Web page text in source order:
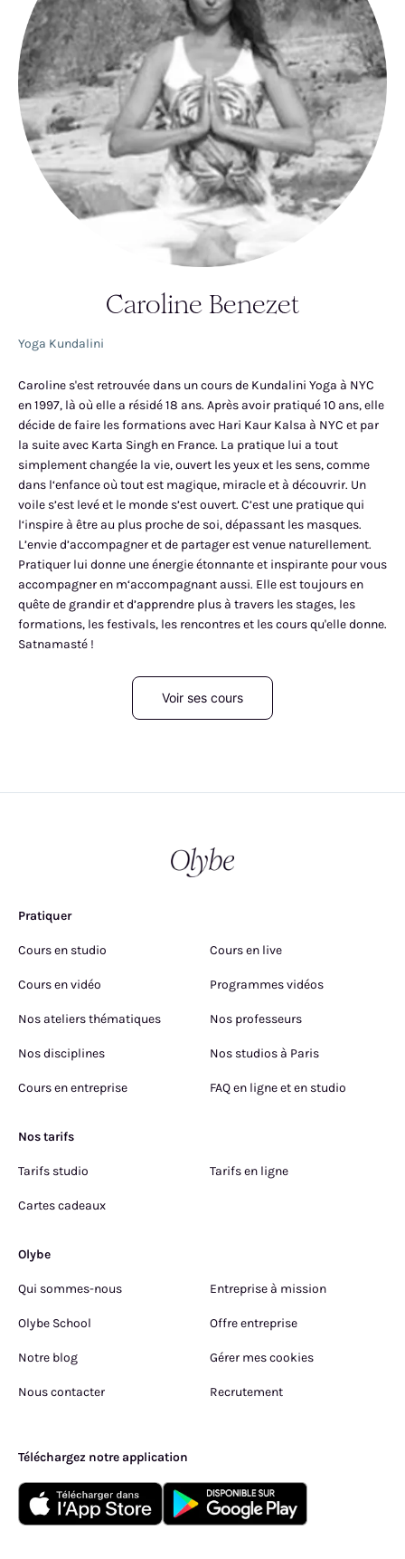
Caroline Benezet
Yoga Kundalini
Caroline s'est retrouvée dans un cours de Kundalini Yoga à NYC
en 1997, là où elle a résidé 18 ans. Après avoir pratiqué 10 ans, elle
décide de faire les formations avec Hari Kaur Kalsa à NYC et par
la suite avec Karta Singh en France. La pratique lui a tout
simplement changée la vie, ouvert les yeux et les sens, comme
dans l‘enfance où tout est magique, miracle et à découvrir. Un
voile s’est levé et le monde s’est ouvert. C’est une pratique qui
l‘inspire à être au plus proche de soi, dépassant les masques.
L’envie d’accompagner et de partager est venue naturellement.
Pratiquer lui donne une énergie étonnante et inspirante pour vous
accompagner en m‘accompagnant aussi. Elle est toujours en
quête de grandir et d’apprendre plus à travers les stages, les
formations, les festivals, les rencontres et les cours qu'elle donne.
Satnamasté !
Voir ses cours
Pratiquer
Cours en studio Cours en live
Cours en vidéo Programmes vidéos
Nos ateliers thématiques Nos professeurs
Nos disciplines Nos studios à Paris
Cours en entreprise FAQ en ligne et en studio
Nos tarifs
Tarifs studio Tarifs en ligne
Cartes cadeaux
Olybe
Qui sommes-nous Entreprise à mission
Olybe School Offre entreprise
Notre blog Gérer mes cookies
Nous contacter Recrutement
Téléchargez notre application